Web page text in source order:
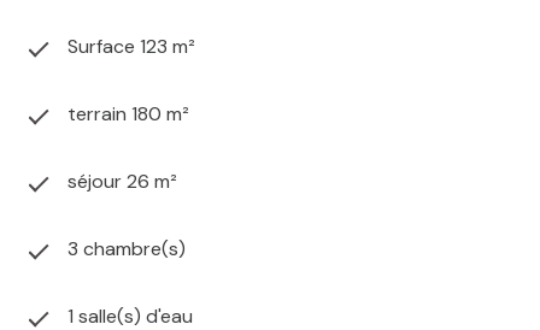
Surface 123 m²
terrain 180 m²
séjour 26 m²
3 chambre(s)
1 salle(s) d'eau